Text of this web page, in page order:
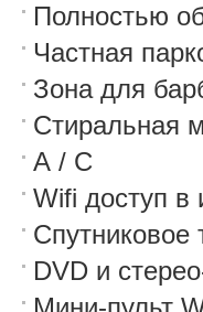
Полностью
Частная
Зона для
Стиральная
А / С
Wifi доступ в
Спутниковое
DVD и